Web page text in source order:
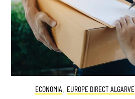
ECONOMIA , EUROPE DIRECT ALGARVE